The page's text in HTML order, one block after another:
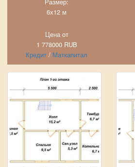
6х12 м
Цена от
1 778000 RUB
Кредит / Маткапитал